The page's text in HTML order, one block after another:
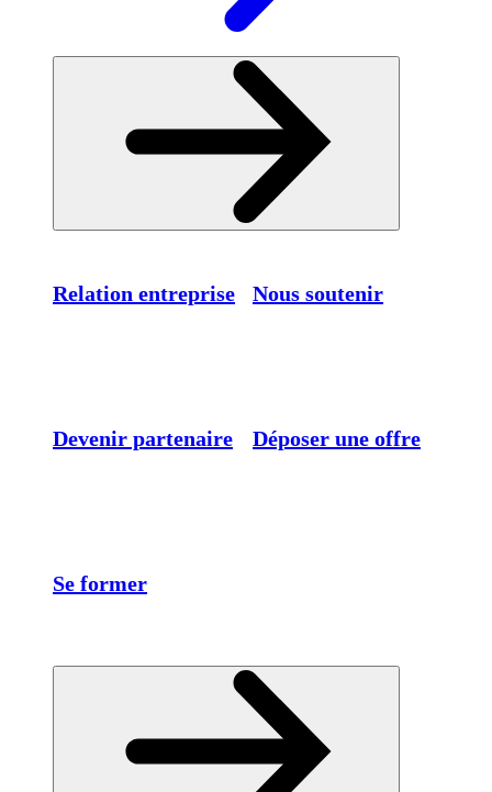
Relation entreprise Nous soutenir
Devenir partenaire Déposer une offre
Se former